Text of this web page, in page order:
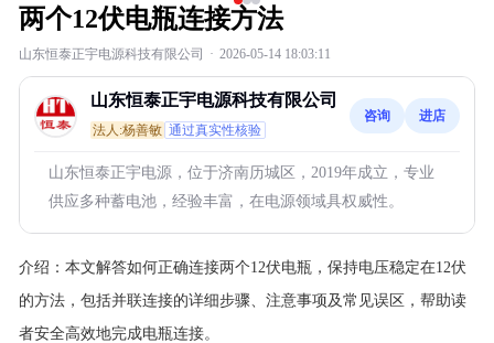
两个12伏电瓶连接方法
山东恒泰正宇电源科技有限公司 · 2026-05-14 18:03:11
山东恒泰正宇电源科技有限公司
法人:杨善敏 通过真实性核验
咨询 进店
山东恒泰正宇电源，位于济南历城区，2019年成立，专业
供应多种蓄电池，经验丰富，在电源领域具权威性。
介绍： 本文解答如何正确连接两个12伏电瓶，保持电压稳定在12伏
的方法，包括并联连接的详细步骤、注意事项及常见误区，帮助读
者安全高效地完成电瓶连接。